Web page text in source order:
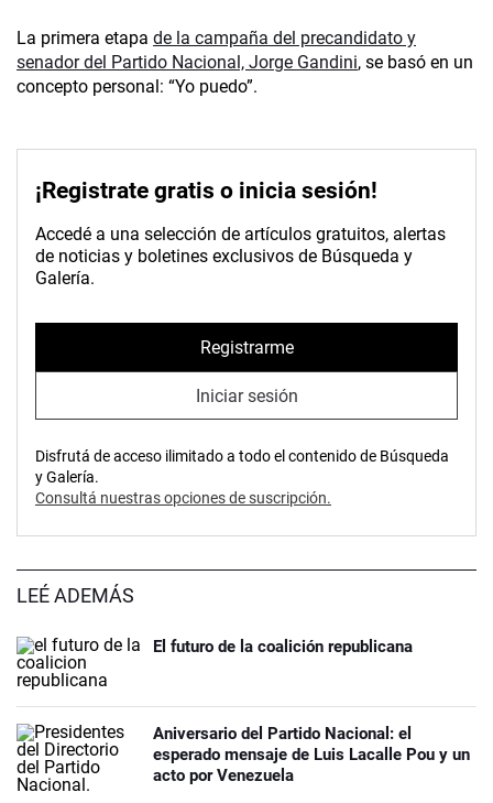
La primera etapa de la campaña del precandidato y
senador del Partido Nacional, Jorge Gandini, se basó en un
concepto personal: “Yo puedo”.
¡Registrate gratis o inicia sesión!
Accedé a una selección de artículos gratuitos, alertas
de noticias y boletines exclusivos de Búsqueda y
Galería.
Registrarme
Iniciar sesión
Disfrutá de acceso ilimitado a todo el contenido de Búsqueda
y Galería.
Consultá nuestras opciones de suscripción.
LEÉ ADEMÁS
El futuro de la coalición republicana
Aniversario del Partido Nacional: el
esperado mensaje de Luis Lacalle Pou y un
acto por Venezuela